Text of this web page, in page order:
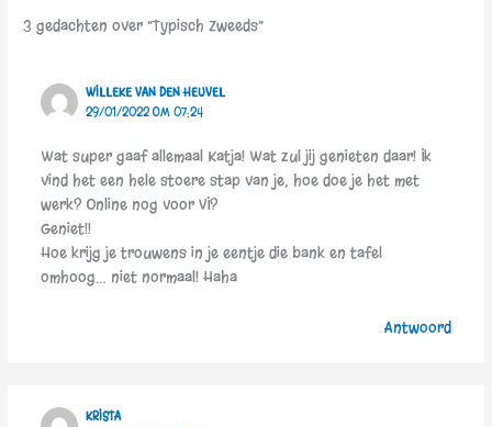
3 gedachten over “Typisch Zweeds”
WILLEKE VAN DEN HEUVEL
29/01/2022 OM 07:24
Wat super gaaf allemaal Katja! Wat zul jij genieten daar! Ik
vind het een hele stoere stap van je, hoe doe je het met
werk? Online nog voor VI?
Geniet!!
Hoe krijg je trouwens in je eentje die bank en tafel
omhoog… niet normaal! Haha
Antwoord
KRISTA